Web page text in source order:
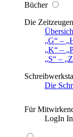
Bücher
Die Zeitzeugen
G
–
K
–
S
–
Z
Die
Für
LogIn